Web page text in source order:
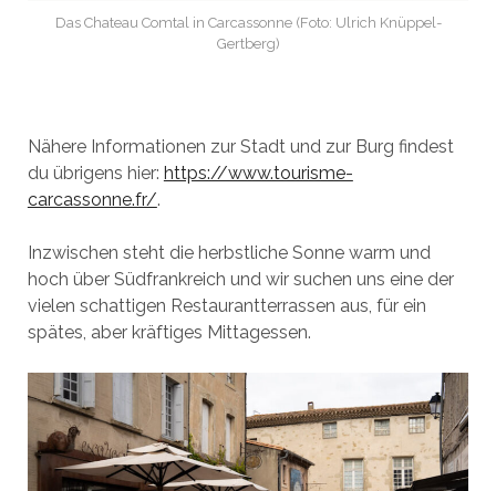
Das Chateau Comtal in Carcassonne (Foto: Ulrich Knüppel-
Gertberg)
Nähere Informationen zur Stadt und zur Burg findest
du übrigens hier: https://www.tourisme-
carcassonne.fr/.
Inzwischen steht die herbstliche Sonne warm und
hoch über Südfrankreich und wir suchen uns eine der
vielen schattigen Restaurantterrassen aus, für ein
spätes, aber kräftiges Mittagessen.